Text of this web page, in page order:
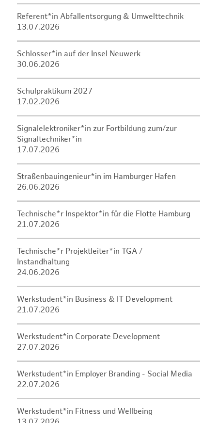
Referent*in Abfallentsorgung & Umwelttechnik
13.07.2026
Schlosser*in auf der Insel Neuwerk
30.06.2026
Schulpraktikum 2027
17.02.2026
Signalelektroniker*in zur Fortbildung zum/zur
Signaltechniker*in
17.07.2026
Straßenbauingenieur*in im Hamburger Hafen
26.06.2026
Technische*r Inspektor*in für die Flotte Hamburg
21.07.2026
Technische*r Projektleiter*in TGA /
Instandhaltung
24.06.2026
Werkstudent*in Business & IT Development
21.07.2026
Werkstudent*in Corporate Development
27.07.2026
Werkstudent*in Employer Branding - Social Media
22.07.2026
Werkstudent*in Fitness und Wellbeing